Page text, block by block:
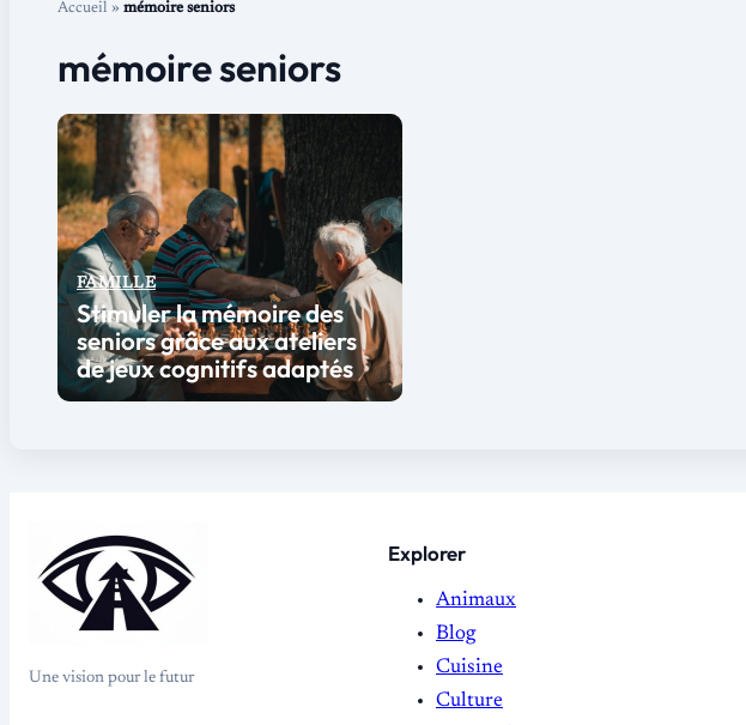
Accueil » mémoire seniors
mémoire seniors
FAMILLE
Stimuler la mémoire des
seniors grâce aux ateliers
de jeux cognitifs adaptés
Une vision pour le futur
Explorer
Animaux
Blog
Cuisine
Culture